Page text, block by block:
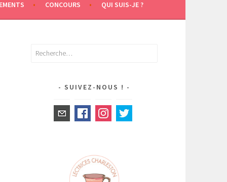
CONCOURS QUI SUIS-JE ?
Rechercher :
SUIVEZ-NOUS !